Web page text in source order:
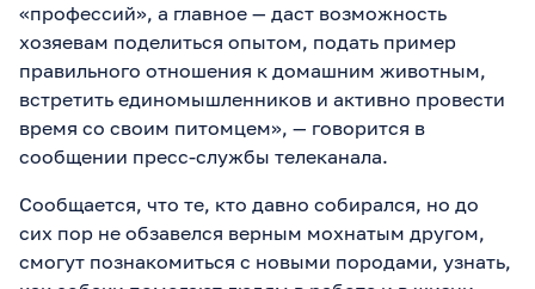
«профессий», а главное — даст возможность
хозяевам поделиться опытом, подать пример
правильного отношения к домашним животным,
встретить единомышленников и активно провести
время со своим питомцем», — говорится в
сообщении пресс-службы телеканала.
Сообщается, что те, кто давно собирался, но до
сих пор не обзавелся верным мохнатым другом,
смогут познакомиться с новыми породами, узнать,